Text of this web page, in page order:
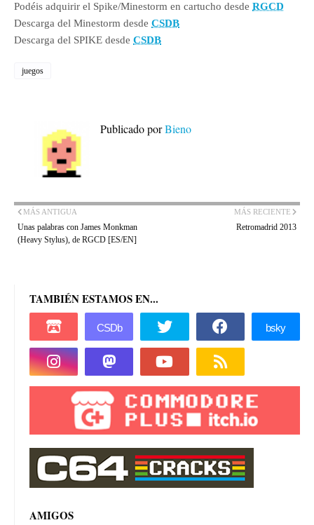
Podéis adquirir el Spike/Minestorm en cartucho desde RGCD
Descarga del Minestorm desde CSDB
Descarga del SPIKE desde CSDB
juegos
Publicado porBieno
MÁS RECIENTE
Retromadrid 2013
MÁS ANTIGUA
Unas palabras con James Monkman
(Heavy Stylus), de RGCD [ES/EN]
TAMBIÉN ESTAMOS EN...
AMIGOS